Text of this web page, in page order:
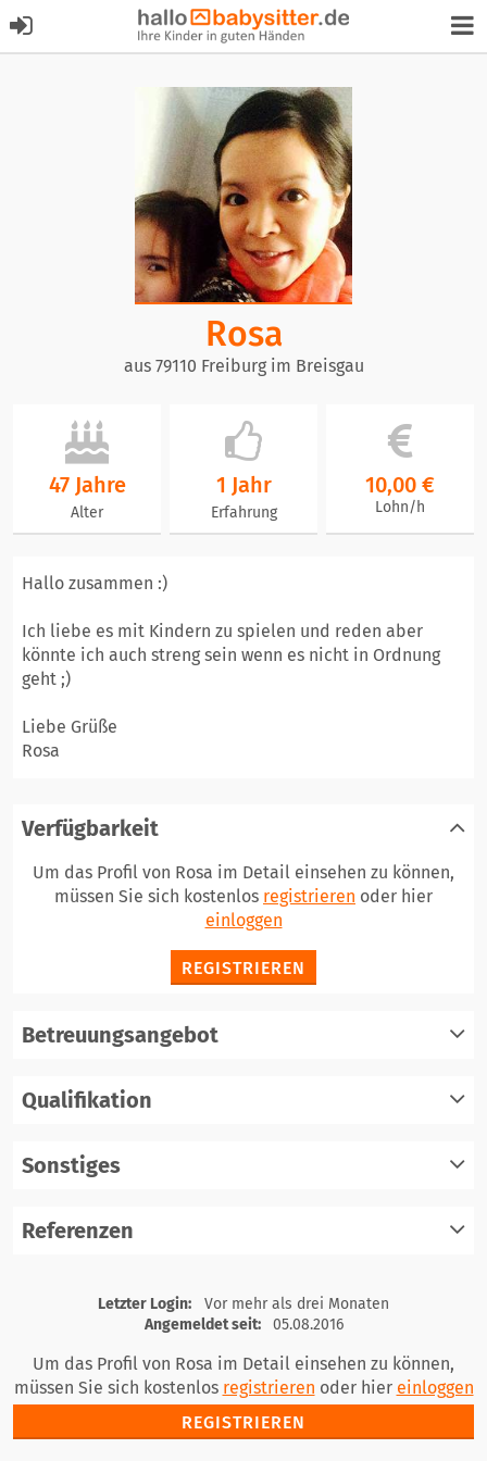
Rosa
aus 79110 Freiburg im Breisgau
47 Jahre
Alter
1 Jahr
Erfahrung
10,00 €
Lohn/h
Hallo zusammen :)
Ich liebe es mit Kindern zu spielen und reden aber
könnte ich auch streng sein wenn es nicht in Ordnung
geht ;)
Liebe Grüße
Rosa
Verfügbarkeit
Um das Profil von Rosa im Detail einsehen zu können,
müssen Sie sich kostenlos registrieren oder hier
einloggen
REGISTRIEREN
Betreuungsangebot
Qualifikation
Sonstiges
Referenzen
registrieren
einloggen
Letzter Login:
Vor mehr als drei Monaten
Angemeldet seit:
05.08.2016
Um das Profil von Rosa im Detail einsehen zu können,
müssen Sie sich kostenlos registrieren oder hier einloggen
REGISTRIEREN